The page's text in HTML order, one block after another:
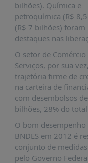
CURSOS
E
EVENTOS
INSCRIÇÕES
MATERIAIS
DISPONÍVEIS
PUBLICAÇÕES
REVISTA
LIVROS
ESTUDOS
bilhões). Química e
petroquímica (R$
(R$ 7 bilhões) foram
destaques nas
O setor de Comércio
Serviços, por sua
trajetória firme de
na carteira de
com desembolsos
bilhões, 28% do total.
O bom desempenho
BNDES em 2012 é
conjunto de
pelo Governo